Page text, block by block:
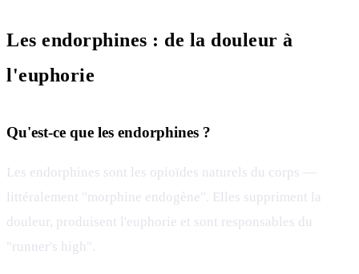
Les endorphines : de la douleur à
l'euphorie
Qu'est-ce que les endorphines ?
Les endorphines sont les opioïdes naturels du corps —
littéralement "morphine endogène". Elles suppriment la
douleur, produisent l'euphorie et sont responsables du
"runner's high".